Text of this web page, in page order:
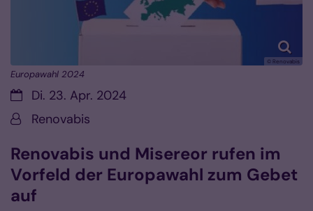
© Renovabis
Europawahl 2024
Datum:Di. 23. Apr. 2024
Von:Renovabis
Renovabis und Misereor rufen im
Vorfeld der Europawahl zum Gebet
auf